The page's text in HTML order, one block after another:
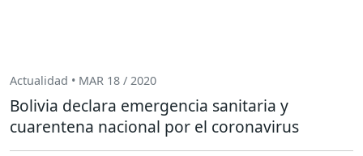
Actualidad • MAR 18 / 2020
Bolivia declara emergencia sanitaria y
cuarentena nacional por el coronavirus